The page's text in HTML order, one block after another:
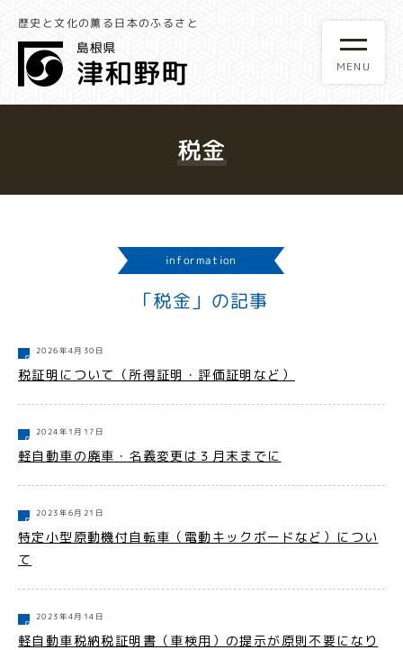
歴史と文化の薫る日本のふるさと
税金
information
「税金」の記事
2026年4月30日
税証明について（所得証明・評価証明など）
2024年1月17日
軽自動車の廃車・名義変更は３月末までに
2023年6月21日
特定小型原動機付自転車（電動キックボードなど）につい
て
2023年4月14日
軽自動車税納税証明書（車検用）の提示が原則不要になり